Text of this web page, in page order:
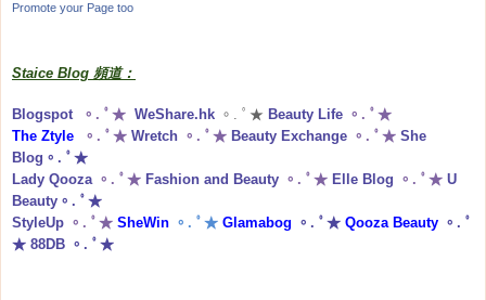
Promote your Page too
Staice Blog 頻道：
Blogspot 。. ﾟ★ WeShare.hk 。. ﾟ★ Beauty Life 。. ﾟ★
The Ztyle
。. ﾟ★ Wretch 。. ﾟ★ Beauty Exchange 。. ﾟ★ She
Blog 。. ﾟ★
Lady Qooza 。. ﾟ★ Fashion and Beauty 。. ﾟ★ Elle Blog 。. ﾟ★ U
Beauty 。. ﾟ★
StyleUp 。. ﾟ★ SheWin 。. ﾟ★ Glamabog 。. ﾟ★ Qooza Beauty 。. ﾟ
★ 88DB 。. ﾟ★